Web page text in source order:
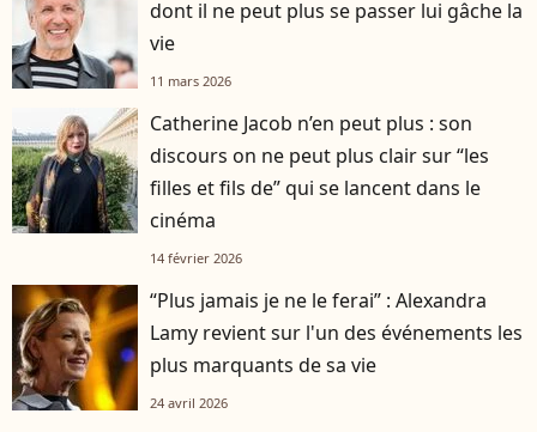
dont il ne peut plus se passer lui gâche la
vie
11 mars 2026
Catherine Jacob n’en peut plus : son
discours on ne peut plus clair sur “les
filles et fils de” qui se lancent dans le
cinéma
14 février 2026
“Plus jamais je ne le ferai” : Alexandra
Lamy revient sur l'un des événements les
plus marquants de sa vie
24 avril 2026